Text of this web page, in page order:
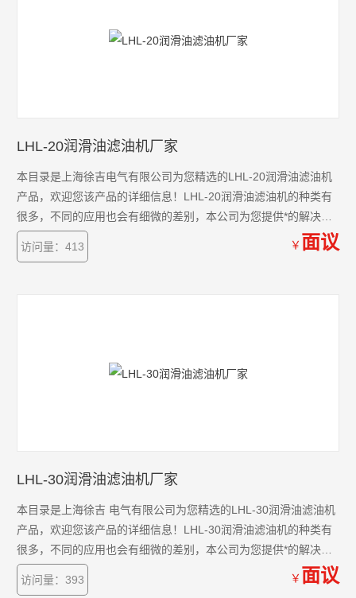
LHL-20润滑油滤油机厂家
本目录是上海徐吉电气有限公司为您精选的LHL-20润滑油滤油机
产品，欢迎您该产品的详细信息！LHL-20润滑油滤油机的种类有
很多，不同的应用也会有细微的差别，本公司为您提供*的解决方
案。
访问量：413
￥ 面议
LHL-30润滑油滤油机厂家
本目录是上海徐吉 电气有限公司为您精选的LHL-30润滑油滤油机
产品，欢迎您该产品的详细信息！LHL-30润滑油滤油机的种类有
很多，不同的应用也会有细微的差别，本公司为您提供*的解决方
案。
访问量：393
￥ 面议